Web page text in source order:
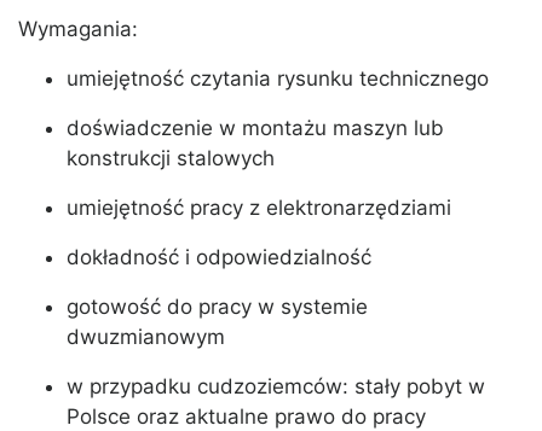
Wymagania:
umiejętność czytania rysunku technicznego
doświadczenie w montażu maszyn lub
konstrukcji stalowych
umiejętność pracy z elektronarzędziami
dokładność i odpowiedzialność
gotowość do pracy w systemie
dwuzmianowym
w przypadku cudzoziemców: stały pobyt w
Polsce oraz aktualne prawo do pracy